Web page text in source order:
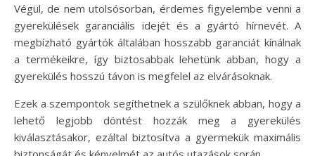
Végül, de nem utolsósorban, érdemes figyelembe venni a
gyerekülések garanciális idejét és a gyártó hírnevét. A
megbízható gyártók általában hosszabb garanciát kínálnak
a termékeikre, így biztosabbak lehetünk abban, hogy a
gyerekülés hosszú távon is megfelel az elvárásoknak.
Ezek a szempontok segíthetnek a szülőknek abban, hogy a
lehető legjobb döntést hozzák meg a gyerekülés
kiválasztásakor, ezáltal biztosítva a gyermekük maximális